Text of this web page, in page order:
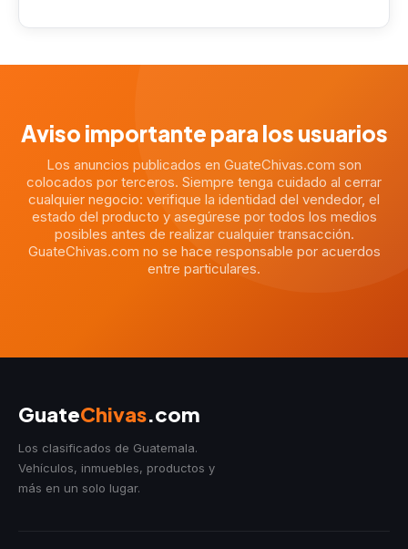
Aviso importante para los usuarios
Los anuncios publicados en GuateChivas.com son
colocados por terceros. Siempre tenga cuidado al cerrar
cualquier negocio: verifique la identidad del vendedor, el
estado del producto y asegúrese por todos los medios
posibles antes de realizar cualquier transacción.
GuateChivas.com no se hace responsable por acuerdos
entre particulares.
GuateChivas.com
Los clasificados de Guatemala.
Vehículos, inmuebles, productos y
más en un solo lugar.